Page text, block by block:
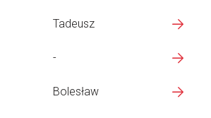
Tadeusz
-
Bolesław